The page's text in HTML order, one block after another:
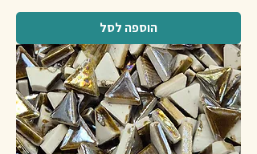
הוספה לסל